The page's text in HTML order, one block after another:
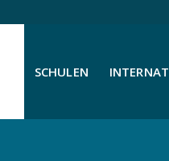
SCHULEN INTERNAT